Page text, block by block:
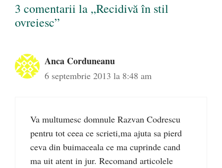
3 comentarii la „Recidivă în stil
ovreiesc”
Anca Corduneanu
6 septembrie 2013 la 8:48 am
Va multumesc domnule Razvan Codrescu
pentru tot ceea ce scrieti,ma ajuta sa pierd
ceva din buimaceala ce ma cuprinde cand
ma uit atent in jur. Recomand articolele